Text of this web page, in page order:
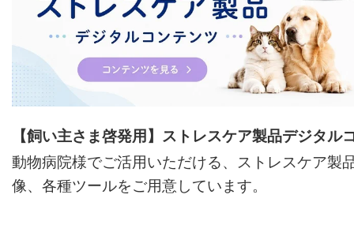
【飼い主さま啓発用】ストレスケア製品デジタル
動物病院様でご活用いただける、ストレスケア製
像、各種ツールをご用意しています。